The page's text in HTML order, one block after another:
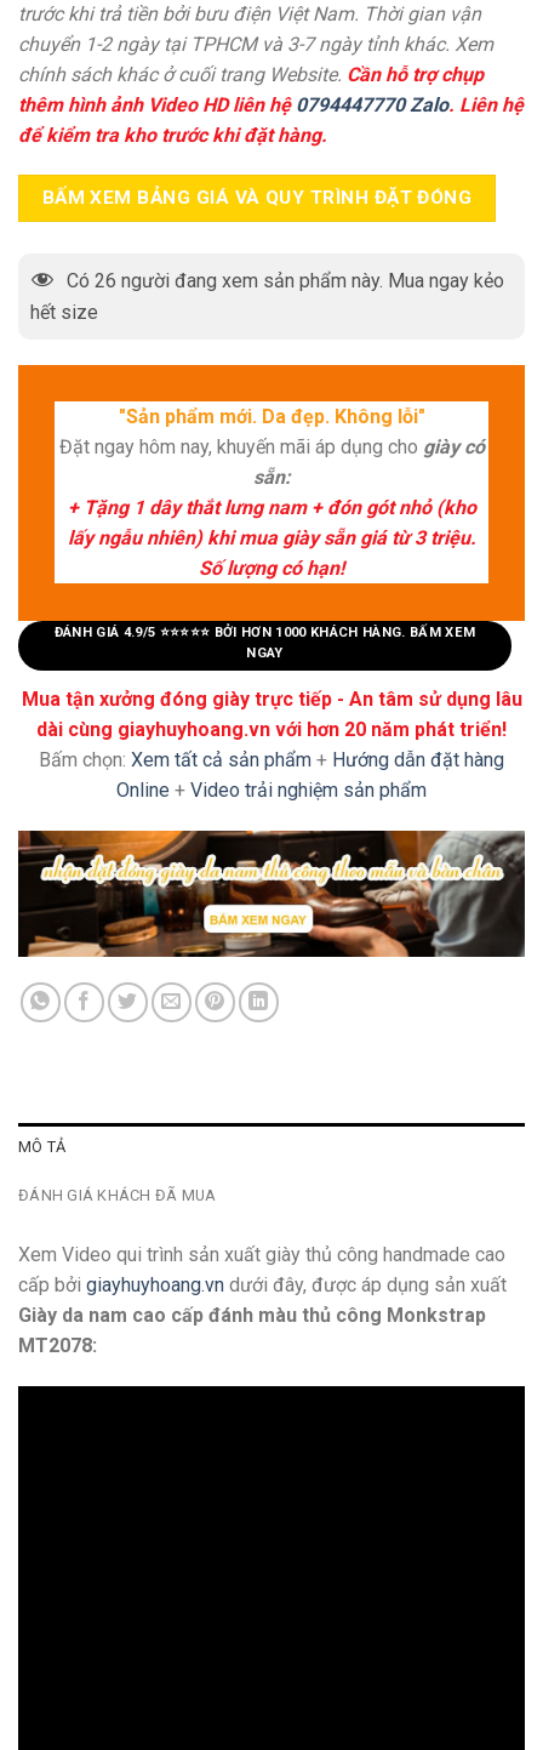
trước khi trả tiền bởi bưu điện Việt Nam. Thời gian vận
chuyển 1-2 ngày tại TPHCM và 3-7 ngày tỉnh khác. Xem
chính sách khác ở cuối trang Website. Cần hỗ trợ chụp
thêm hình ảnh Video HD liên hệ 0794447770 Zalo. Liên hệ
để kiểm tra kho trước khi đặt hàng.
BẤM XEM BẢNG GIÁ VÀ QUY TRÌNH ĐẶT ĐÓNG
Có 26 người đang xem sản phẩm này. Mua ngay kẻo
hết size
"Sản phẩm mới. Da đẹp. Không lỗi"
Đặt ngay hôm nay, khuyến mãi áp dụng cho giày có
sẵn:
+ Tặng 1 dây thắt lưng nam + đón gót nhỏ (kho
lấy ngẫu nhiên) khi mua giày sẵn giá từ 3 triệu.
Số lượng có hạn!
ĐÁNH GIÁ 4.9/5 ⭐⭐⭐⭐⭐ BỞI HƠN 1000 KHÁCH HÀNG. BẤM XEM
NGAY
Mua tận xưởng đóng giày trực tiếp - An tâm sử dụng lâu
dài cùng giayhuyhoang.vn với hơn 20 năm phát triển!
Bấm chọn: Xem tất cả sản phẩm + Hướng dẫn đặt hàng
Online + Video trải nghiệm sản phẩm
MÔ TẢ
ĐÁNH GIÁ KHÁCH ĐÃ MUA
Xem Video qui trình sản xuất giày thủ công handmade cao
cấp bởi giayhuyhoang.vn dưới đây, được áp dụng sản xuất
Giày da nam cao cấp đánh màu thủ công Monkstrap
MT2078: